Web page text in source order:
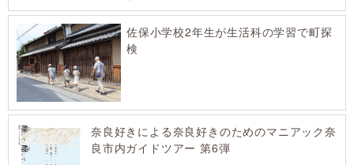
佐保小学校2年生が生活科の学習で町探
検
奈良好きによる奈良好きのためのマニアック奈
良市内ガイドツアー 第6弾